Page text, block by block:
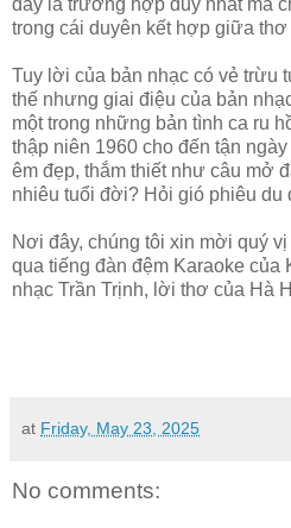
đây là trường hợp duy nhất mà
trong cái duyên kết hợp giữa thơ
Tuy lời của bản nhạc có vẻ trừu
thế nhưng giai điệu của bản
một trong những bản tình ca ru
thập niên 1960 cho đến tận
êm đẹp, thắm thiết như câu mở
nhiêu tuổi đời? Hỏi gió phiêu du
Nơi đây, chúng tôi xin mời quý
qua tiếng đàn đệm Karaoke của
nhạc Trần Trịnh, lời thơ của Hà
at Friday, May 23, 2025
No comments: